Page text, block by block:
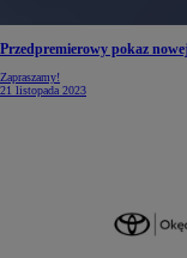
Przedpremierowy pokaz
Zapraszamy!
21 listopada 2023